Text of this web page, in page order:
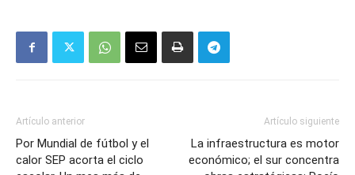
Artículo anterior
Por Mundial de fútbol y el
calor SEP acorta el ciclo
Artículo siguiente
La infraestructura es motor
económico; el sur concentra